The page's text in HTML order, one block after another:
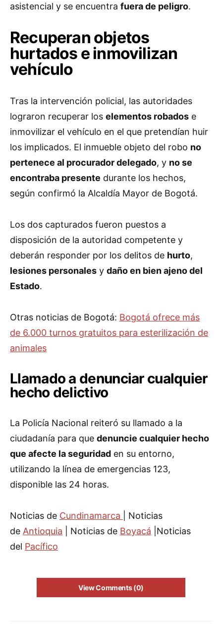
asistencial y se encuentra fuera de peligro.
Recuperan objetos
hurtados e inmovilizan
vehículo
Tras la intervención policial, las autoridades
lograron recuperar los elementos robados e
inmovilizar el vehículo en el que pretendían huir
los implicados. El inmueble objeto del robo no
pertenece al procurador delegado, y no se
encontraba presente durante los hechos,
según confirmó la Alcaldía Mayor de Bogotá.
Los dos capturados fueron puestos a
disposición de la autoridad competente y
deberán responder por los delitos de hurto,
lesiones personales y daño en bien ajeno del
Estado.
Otras noticias de Bogotá: Bogotá ofrece más
de 6.000 turnos gratuitos para esterilización de
animales
Llamado a denunciar cualquier
hecho delictivo
La Policía Nacional reiteró su llamado a la
ciudadanía para que denuncie cualquier hecho
que afecte la seguridad en su entorno,
utilizando la línea de emergencias 123,
disponible las 24 horas.
Noticias de Cundinamarca
| Noticias
de Antioquia | Noticias de Boyacá |Noticias
del Pacífico
View Comments (0)